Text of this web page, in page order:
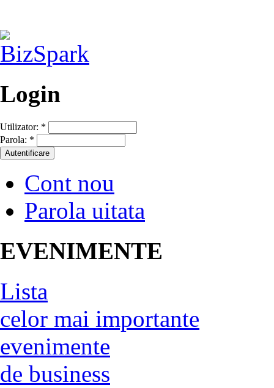
Login
Utilizator: *
Parola: *
Cont nou
Parola uitata
EVENIMENTE
Lista
celor mai importante
evenimente
de business